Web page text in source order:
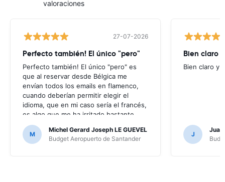
valoraciones
27-07-2026
Perfecto también! El único "pero"
Perfecto también! El único "pero" es
que al reservar desde Bélgica me
envían todos los emails en flamenco,
cuando deberían permitir elegir el
idioma, que en mi caso sería el francés,
es algo que me ha irritado bastante
puesto que no entendía nada de los
mensajes que me enviaban; por suerte
no ha hecho falta, al no haber ningún
M
Michel Gerard Joseph LE GUEVEL
Budget Aeropuerto de Santander
Bien claro
Bien claro y
J
Juan